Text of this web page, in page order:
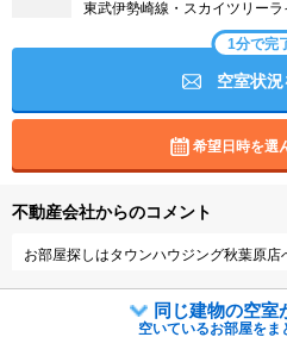
東武伊勢崎線・スカイツリー
1分で完
空室状
希望日時を選
不動産会社からのコメント
お部屋探しはタウンハウジング秋葉原店
同じ建物の空室
空いているお部屋をま